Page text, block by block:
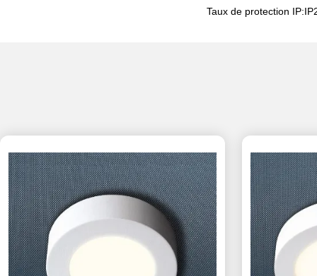
Taux de protection